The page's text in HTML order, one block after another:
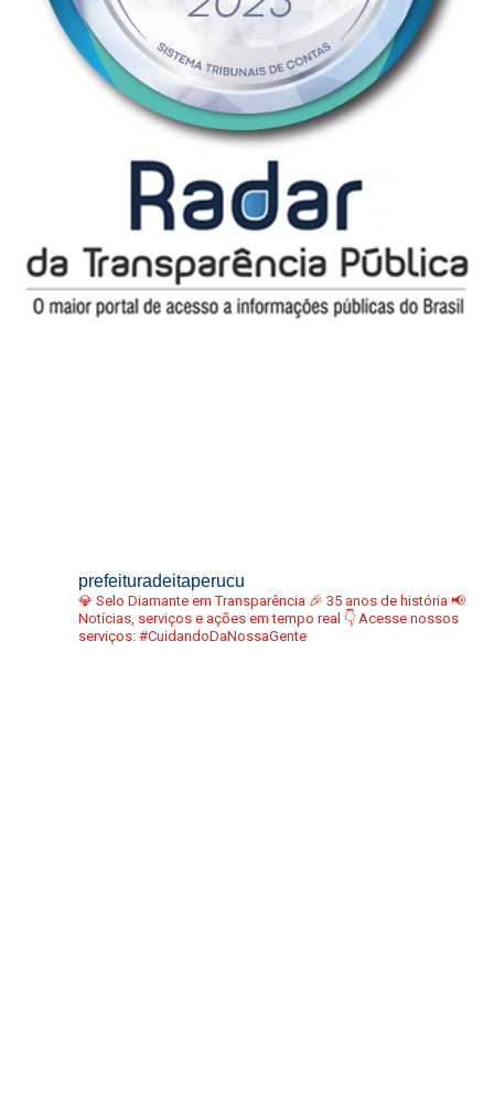
prefeituradeitaperucu
💎 Selo Diamante em Transparência 🎉 35 anos de história 📢
Notícias, serviços e ações em tempo real 👇 Acesse nossos
serviços: #CuidandoDaNossaGente